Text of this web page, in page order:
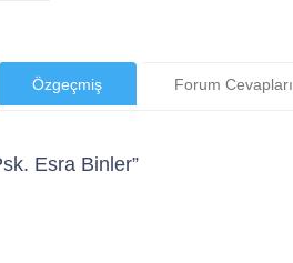
Özgeçmiş Forum Cevapları
Esra Binler”